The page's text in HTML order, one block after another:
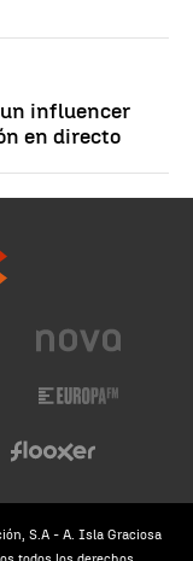
influencer
en directo
S.A - A. Isla Graciosa